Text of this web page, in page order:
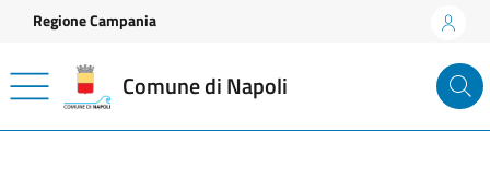
Vai ai contenuti
Vai al footer
Regione Campania
Comune di Napoli